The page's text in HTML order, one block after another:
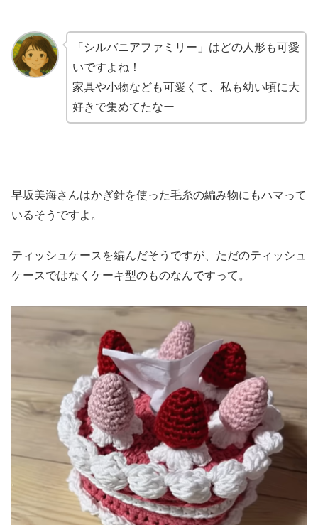
「シルバニアファミリー」はどの人形も可愛
いですよね！
家具や小物なども可愛くて、私も幼い頃に大
好きで集めてたなー
早坂美海さんはかぎ針を使った毛糸の編み物にもハマって
いるそうですよ。
ティッシュケースを編んだそうですが、ただのティッシュ
ケースではなくケーキ型のものなんですって。